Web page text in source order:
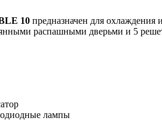
10 предназначен для охлаждения
распашными дверьми и 5
лампы